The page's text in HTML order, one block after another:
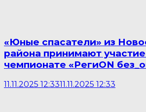
«Юные спасатели» из
района принимают
чемпионате «РегиON
11.11.2025 12:3311.11.2025 12:33